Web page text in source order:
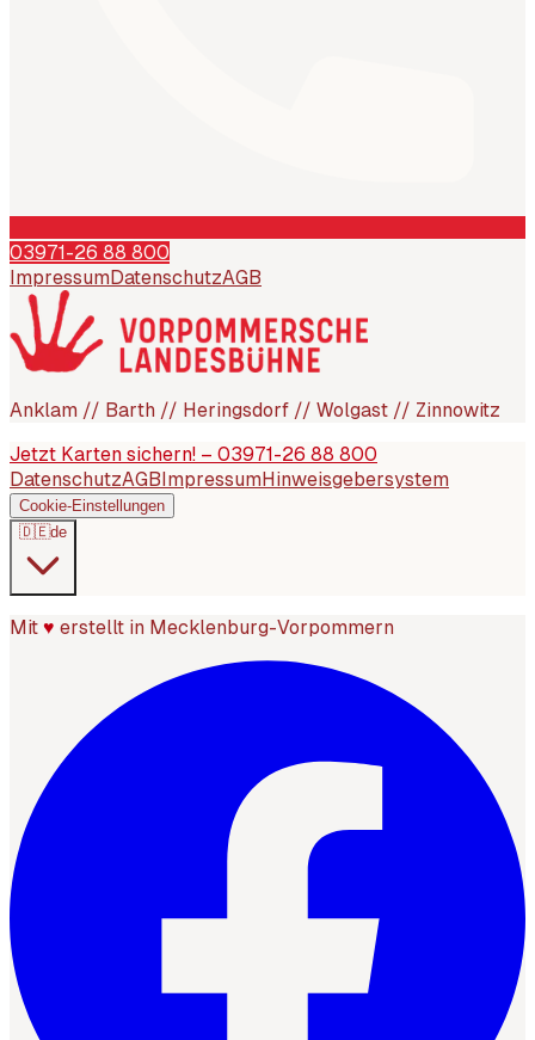
03971-26 88 800
Impressum DatenschutzAGB
Anklam // Barth // Heringsdorf // Wolgast // Zinnowitz
Jetzt Karten sichern! – 03971-26 88 800
DatenschutzAGB ImpressumHinweisgebersystem
Cookie-Einstellungen
🇩🇪de
Mit ♥ erstellt in Mecklenburg-Vorpommern